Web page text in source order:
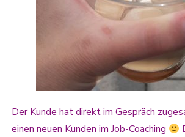
Der Kunde hat direkt im Gespräch
einen neuen Kunden im Job-Coaching